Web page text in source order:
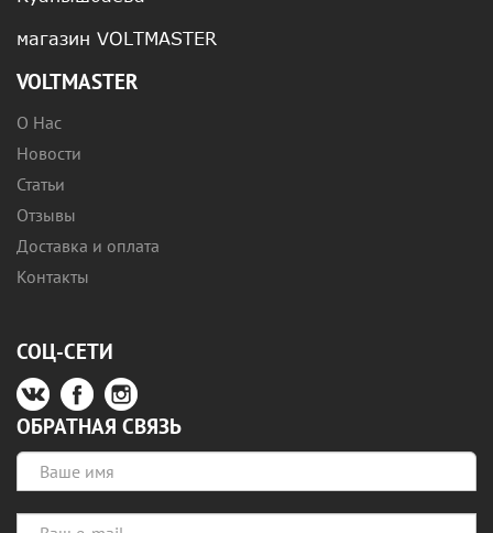
магазин VOLTMASTER
VOLTMASTER
О Нас
Новости
Статьи
Отзывы
Доставка и оплата
Контакты
СОЦ-СЕТИ
ОБРАТНАЯ СВЯЗЬ